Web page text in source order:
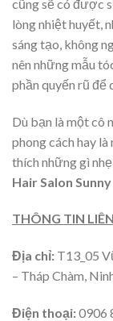
cũng sẽ có được
lòng nhiệt huyết,
sáng tạo, không
nên những mẫu
phần quyến rũ để
Dù bạn là một cô
phong cách hay là
thích những gì
Hair Salon Sunny
THÔNG TIN
Địa chỉ: T13_05
– Tháp Chàm,
Điện thoại:0906